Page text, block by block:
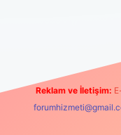
Reklam ve İletişim: